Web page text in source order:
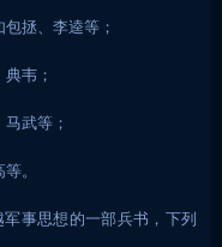
拯、李逵等；
韦；
武等；
。
事思想的一部兵书，下列